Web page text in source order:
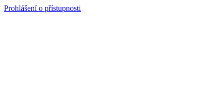
Prohlášení o přístupnosti